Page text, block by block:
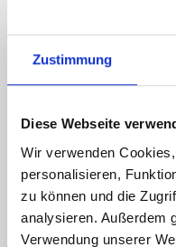
Zustimmung
Diese Webseite
Wir verwenden
personalisieren,
zu können und die
analysieren. Außerdem
Verwendung unserer
Weitere
Energieausweis gültig bis
Energieausweis
Energieausweis Baujahr